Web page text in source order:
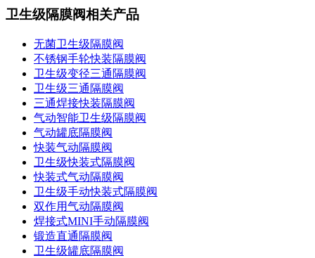
卫生级隔膜阀相关产品
无菌卫生级隔膜阀
不锈钢手轮快装隔膜阀
卫生级变径三通隔膜阀
卫生级三通隔膜阀
三通焊接快装隔膜阀
气动智能卫生级隔膜阀
气动罐底隔膜阀
快装气动隔膜阀
卫生级快装式隔膜阀
快装式气动隔膜阀
卫生级手动快装式隔膜阀
双作用气动隔膜阀
焊接式MINI手动隔膜阀
锻造直通隔膜阀
卫生级罐底隔膜阀